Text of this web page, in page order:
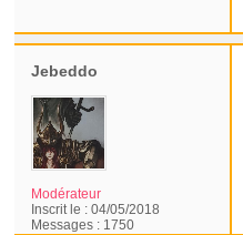
Jebeddo
Modérateur
Inscrit le :04/05/2018
Messages : 1750